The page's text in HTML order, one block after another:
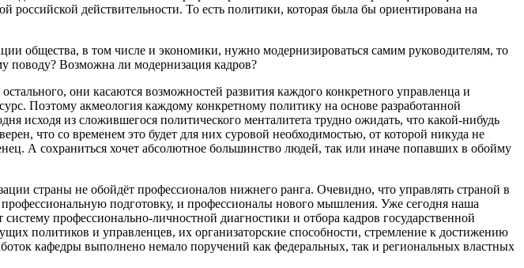
действительности. То есть политики, которая была бы ориентирована на
общества, в том числе и экономики, нужно модернизироваться самим руководителям, то
поводу? Возможна ли модернизация кадров?
они касаются возможностей развития каждого конкретного управленца и
Поэтому акмеология каждому конкретному политику на основе разработанной
исходя из сложившегося политического менталитета трудно ожидать, что какой-нибудь
что со временем это будет для них суровой необходимостью, от которой никуда не
А сохраниться хочет абсолютное большинство людей, так или иначе попавших в обойму
страны не обойдёт профессионалов нижнего ранга. Очевидно, что управлять страной в
подготовку, и профессионалы нового мышления. Уже сегодня наша
профессионально-личностной диагностики и отбора кадров государственной
политиков и управленцев, их организаторские способности, стремление к достижению
кафедры выполнено немало поручений как федеральных, так и региональных властных